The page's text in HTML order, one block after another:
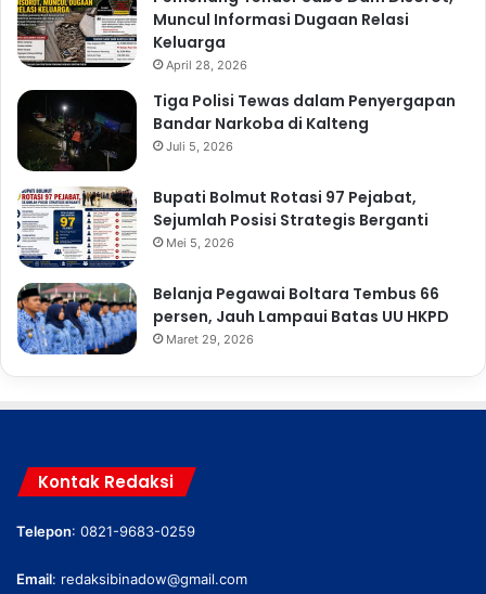
Muncul Informasi Dugaan Relasi
Keluarga
April 28, 2026
Tiga Polisi Tewas dalam Penyergapan
Bandar Narkoba di Kalteng
Juli 5, 2026
Bupati Bolmut Rotasi 97 Pejabat,
Sejumlah Posisi Strategis Berganti
Mei 5, 2026
Belanja Pegawai Boltara Tembus 66
persen, Jauh Lampaui Batas UU HKPD
Maret 29, 2026
Kontak Redaksi
Telepon: 0821-9683-0259
Email: redaksibinadow@gmail.com